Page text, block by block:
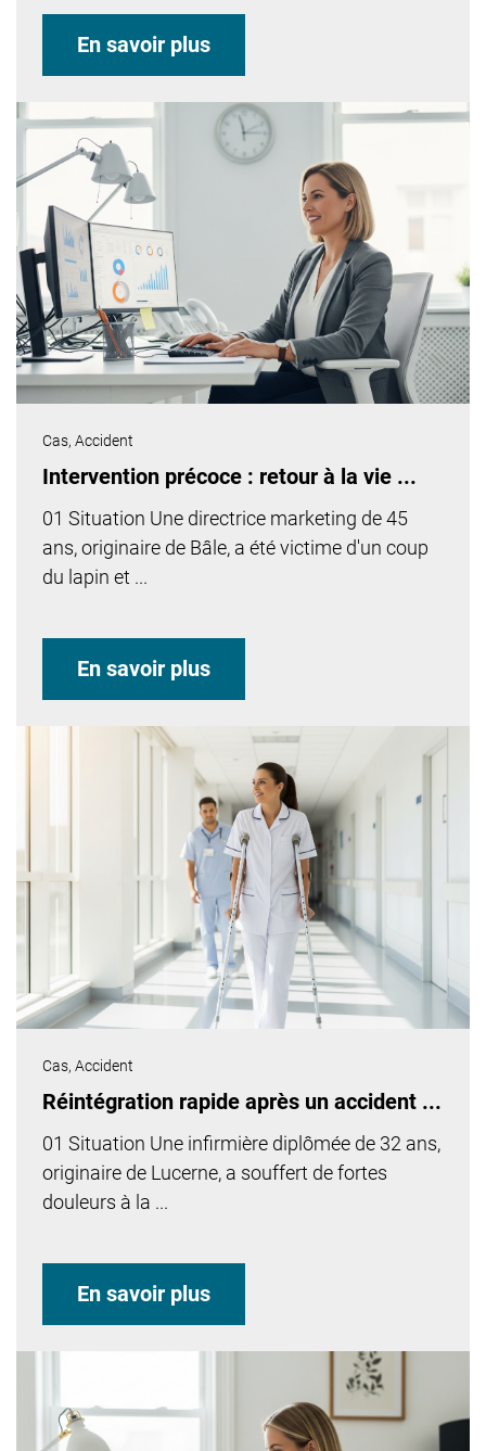
En savoir plus
Cas, Accident
Intervention précoce : retour à la vie ...
01 Situation Une directrice marketing de 45
ans, originaire de Bâle, a été victime d'un coup
du lapin et ...
En savoir plus
Cas, Accident
Réintégration rapide après un accident ...
01 Situation Une infirmière diplômée de 32 ans,
originaire de Lucerne, a souffert de fortes
douleurs à la ...
En savoir plus